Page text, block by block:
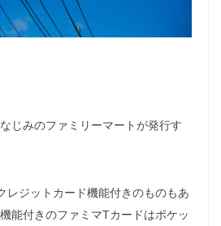
じみのファミリーマートが発行す
レジットカード機能付きのものもあ
能付きのファミマTカードはポケッ